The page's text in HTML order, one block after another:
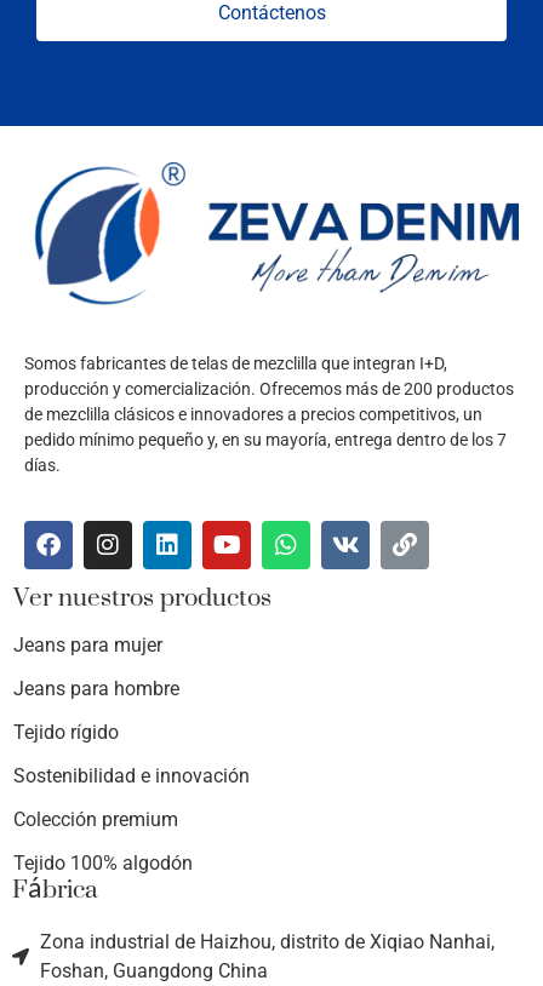
Contáctenos
Somos fabricantes de telas de mezclilla que integran I+D,
producción y comercialización. Ofrecemos más de 200 productos
de mezclilla clásicos e innovadores a precios competitivos, un
pedido mínimo pequeño y, en su mayoría, entrega dentro de los 7
días.
Ver nuestros productos
Jeans para mujer
Jeans para hombre
Tejido rígido
Sostenibilidad e innovación
Colección premium
Tejido 100% algodón
Fábrica
Zona industrial de Haizhou, distrito de Xiqiao Nanhai,
Foshan, Guangdong China